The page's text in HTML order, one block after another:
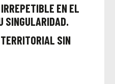
EN EL
SINGULARIDAD.
SIN